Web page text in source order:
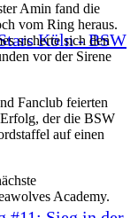
Köln - BSW
Amin fand die
vom Ring heraus.
sicherte sich den
vor der Sirene
Fanclub feierten
Erfolg, der die BSW
auf einen
Academy.